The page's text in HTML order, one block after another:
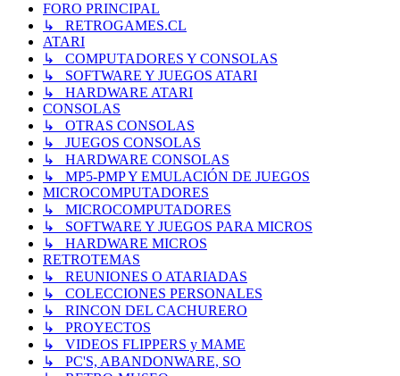
FORO PRINCIPAL
↳ RETROGAMES.CL
ATARI
↳ COMPUTADORES Y CONSOLAS
↳ SOFTWARE Y JUEGOS ATARI
↳ HARDWARE ATARI
CONSOLAS
↳ OTRAS CONSOLAS
↳ JUEGOS CONSOLAS
↳ HARDWARE CONSOLAS
↳ MP5-PMP Y EMULACIÓN DE JUEGOS
MICROCOMPUTADORES
↳ MICROCOMPUTADORES
↳ SOFTWARE Y JUEGOS PARA MICROS
↳ HARDWARE MICROS
RETROTEMAS
↳ REUNIONES O ATARIADAS
↳ COLECCIONES PERSONALES
↳ RINCON DEL CACHURERO
↳ PROYECTOS
↳ VIDEOS FLIPPERS y MAME
↳ PC'S, ABANDONWARE, SO